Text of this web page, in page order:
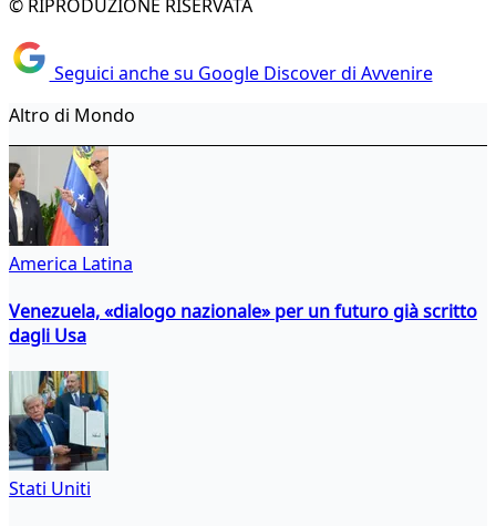
© RIPRODUZIONE RISERVATA
Seguici anche su Google Discover di Avvenire
Altro di Mondo
America Latina
Venezuela, «dialogo nazionale» per un futuro già scritto
dagli Usa
Stati Uniti